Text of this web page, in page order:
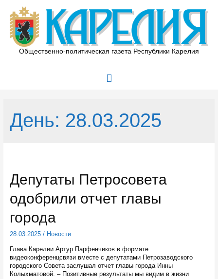
содержимому
Общественно-политическая газета Республики Карелия
Главное
День: 28.03.2025
Депутаты Петросовета
одобрили отчет главы
города
28.03.2025/ Новости
Глава Карелии Артур Парфенчиков в формате
видеоконференцсвязи вместе с депутатами Петрозаводского
городского Совета заслушал отчет главы города Инны
Колыхматовой. – Позитивные результаты мы видим в жизни